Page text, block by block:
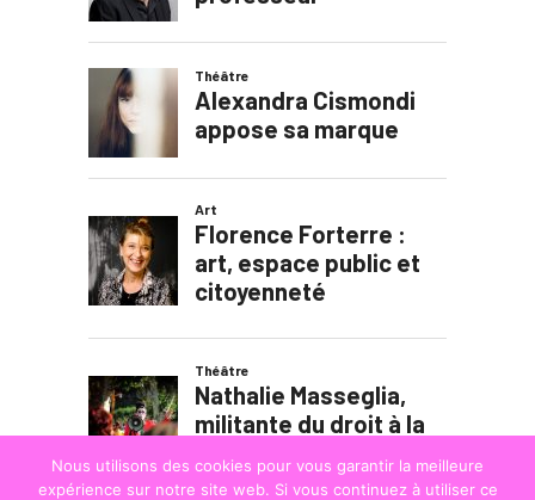
Nous utilisons des cookies pour vous garantir la meilleure
expérience sur notre site web. Si vous continuez à utiliser ce